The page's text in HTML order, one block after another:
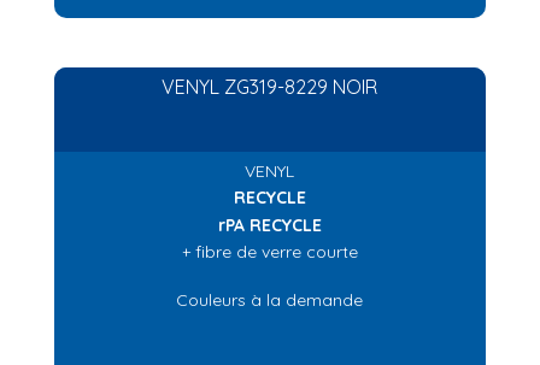
VENYL ZG319-8229 NOIR
VENYL
RECYCLE
rPA RECYCLE
+ fibre de verre courte
Couleurs à la demande